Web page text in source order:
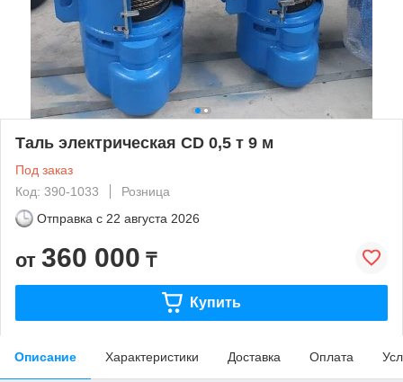
Таль электрическая CD 0,5 т 9 м
Под заказ
Код: 390-1033
Розница
Отправка с 22 августа 2026
от 360 000 ₸
Купить
Описание Характеристики Доставка Оплата